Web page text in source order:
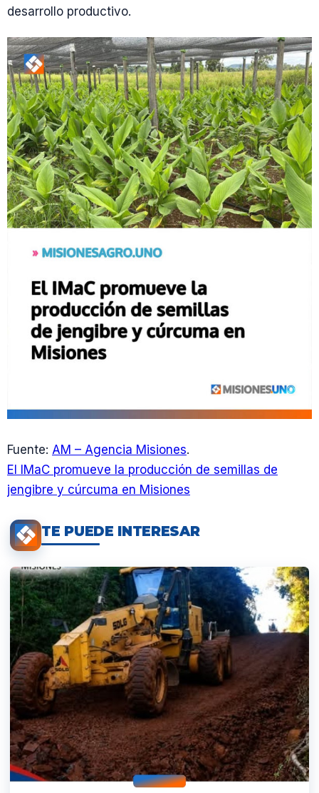
desarrollo productivo.
Fuente: AM – Agencia Misiones.
El IMaC promueve la producción de semillas de
jengibre y cúrcuma en Misiones
TE PUEDE INTERESAR